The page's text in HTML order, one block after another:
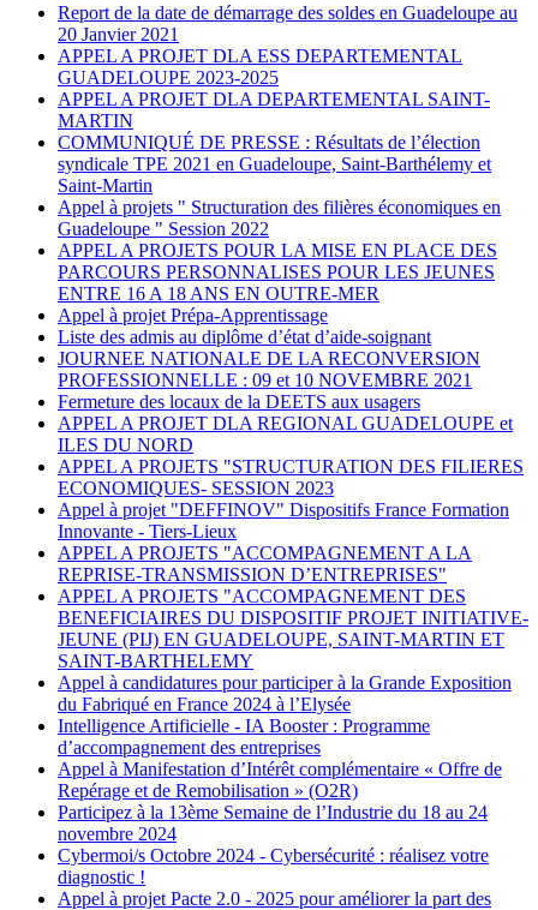
Report de la date de démarrage des soldes en Guadeloupe au
20 Janvier 2021
APPEL A PROJET DLA ESS DEPARTEMENTAL
GUADELOUPE 2023-2025
APPEL A PROJET DLA DEPARTEMENTAL SAINT-
MARTIN
COMMUNIQUÉ DE PRESSE : Résultats de l’élection
syndicale TPE 2021 en Guadeloupe, Saint-Barthélemy et
Saint-Martin
Appel à projets " Structuration des filières économiques en
Guadeloupe " Session 2022
APPEL A PROJETS POUR LA MISE EN PLACE DES
PARCOURS PERSONNALISES POUR LES JEUNES
ENTRE 16 A 18 ANS EN OUTRE-MER
Appel à projet Prépa-Apprentissage
Liste des admis au diplôme d’état d’aide-soignant
JOURNEE NATIONALE DE LA RECONVERSION
PROFESSIONNELLE : 09 et 10 NOVEMBRE 2021
Fermeture des locaux de la DEETS aux usagers
APPEL A PROJET DLA REGIONAL GUADELOUPE et
ILES DU NORD
APPEL A PROJETS "STRUCTURATION DES FILIERES
ECONOMIQUES- SESSION 2023
Appel à projet "DEFFINOV" Dispositifs France Formation
Innovante - Tiers-Lieux
APPEL A PROJETS "ACCOMPAGNEMENT A LA
REPRISE-TRANSMISSION D’ENTREPRISES"
APPEL A PROJETS "ACCOMPAGNEMENT DES
BENEFICIAIRES DU DISPOSITIF PROJET INITIATIVE-
JEUNE (PIJ) EN GUADELOUPE, SAINT-MARTIN ET
SAINT-BARTHELEMY
Appel à candidatures pour participer à la Grande Exposition
du Fabriqué en France 2024 à l’Elysée
Intelligence Artificielle - IA Booster : Programme
d’accompagnement des entreprises
Appel à Manifestation d’Intérêt complémentaire « Offre de
Repérage et de Remobilisation » (O2R)
Participez à la 13ème Semaine de l’Industrie du 18 au 24
novembre 2024
Cybermoi/s Octobre 2024 - Cybersécurité : réalisez votre
diagnostic !
Appel à projet Pacte 2.0 - 2025 pour améliorer la part des